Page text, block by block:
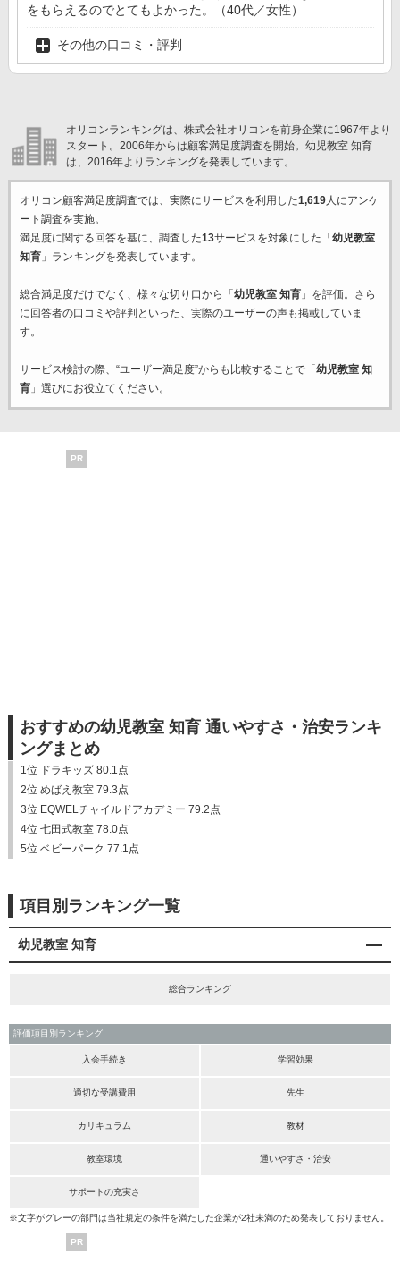
をもらえるのでとてもよかった。（40代／女性）
その他の口コミ・評判
オリコンランキングは、株式会社オリコンを前身企業に1967年より
スタート。2006年からは顧客満足度調査を開始。幼児教室 知育
は、2016年よりランキングを発表しています。
オリコン顧客満足度調査では、実際にサービスを利用した1,619人にアンケ
ート調査を実施。
満足度に関する回答を基に、調査した13サービスを対象にした「 幼児教室
知育」ランキングを発表しています。
総合満足度だけでなく、様々な切り口から「 幼児教室 知育」を評価。さら
に回答者の口コミや評判といった、実際のユーザーの声も掲載していま
す。
サービス検討の際、“ユーザー満足度”からも比較することで「 幼児教室 知
育」選びにお役立てください。
PR
おすすめの幼児教室 知育 通いやすさ・治安ランキ
ングまとめ
1位 ドラキッズ 80.1点
2位 めばえ教室 79.3点
3位 EQWELチャイルドアカデミー 79.2点
4位 七田式教室 78.0点
5位 ベビーパーク 77.1点
項目別ランキング一覧
幼児教室 知育
総合ランキング
評価項目別ランキング
入会手続き 学習効果
適切な受講費用 先生
カリキュラム 教材
教室環境 通いやすさ・治安
サポートの充実さ
※文字がグレーの部門は当社規定の条件を満たした企業が2社未満のため発表しておりません。
PR